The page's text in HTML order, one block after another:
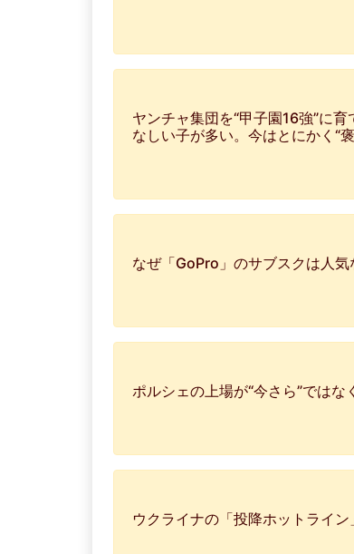
ヤンチャ集団を“甲子園16強”に
なしい子が多い。今はとにかく“
なぜ「GoPro」のサブスクは人
ポルシェの上場が“今さら”では
ウクライナの「投降ホットライ